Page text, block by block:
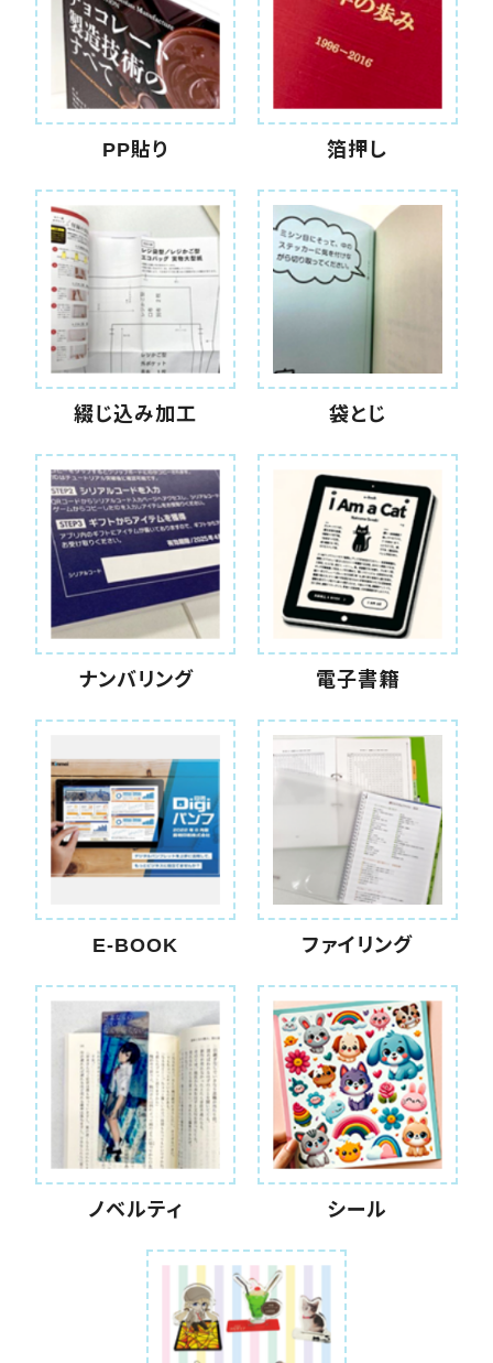
PP貼り 箔押し
綴じ込み加工 袋とじ
ナンバリング 電子書籍
E-BOOK ファイリング
ノベルティ シール